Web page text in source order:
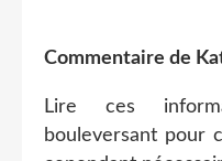
Commentaire de
Lire ces
bouleversant pour